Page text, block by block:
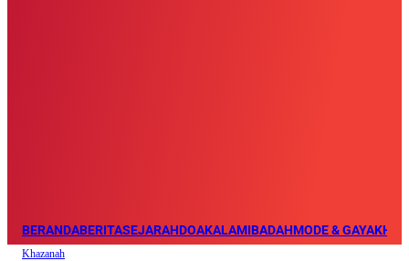
BERANDABERITASEJARAHDOAKALAMIBADAHMODE & GAYA
Khazanah